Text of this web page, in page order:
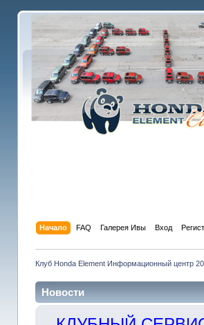
Начало FAQ Галерея Ивы Вход
Клуб Honda Element Информационный центр
Новости